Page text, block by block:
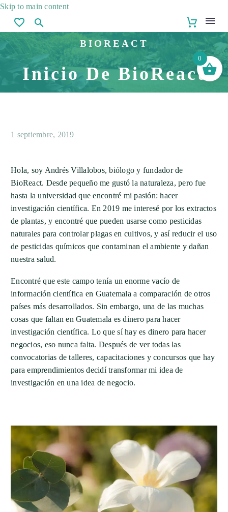
Skip to main content
BIOREACT
Inicio De BioReact
1 septiembre, 2019
Hola, soy Andrés Villalobos, biólogo y fundador de
BioReact. Desde pequeño me gustó la naturaleza, pero fue
hasta la universidad que encontré mi pasión: hacer
investigación científica. En 2019 me interesé por los extractos
de plantas, y encontré que pueden usarse como pesticidas
naturales para controlar plagas en cultivos, y así reducir el uso
de pesticidas químicos que contaminan el ambiente y dañan
nuestra salud.
Encontré que este campo tenía un enorme vacío de
información científica en Guatemala a comparación de otros
países más desarrollados. Sin embargo, una de las muchas
cosas que faltan en Guatemala es dinero para hacer
investigación científica. Lo que sí hay es dinero para hacer
negocios, eso nunca falta. Después de ver todas las
convocatorias de talleres, capacitaciones y concursos que hay
para emprendimientos decidí transformar mi idea de
investigación en una idea de negocio.
0